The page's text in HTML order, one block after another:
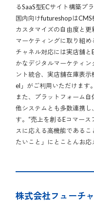
るSaaS型ECサイト構築プ
国内向けfutureshopは
カスタマイズの自由度と
マーケティングに取り組
チャネル対応には実店舗
かなデジタルマーケティ
ント統合、実店舗在庫表
el」がご利用いただけます。
また、プラットフォーム自
他システムとも多数連携
す。“売上を創るEコマー
スに応える高機能である
たいこと」にとことんお応
株式会社フューチ